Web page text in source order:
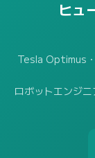
ヒュ
Tesla Optimus
ロボットエンジ